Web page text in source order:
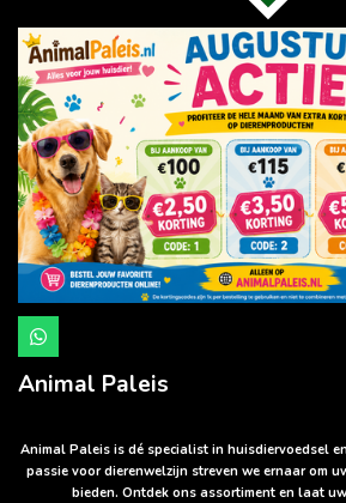
W
h
a
t
p
p
Animal Paleis
Animal Paleis is dé specialist in huisdiervoedsel
passie voor dierenwelzijn streven we ernaar om
bieden. Ontdek ons assortiment en laat